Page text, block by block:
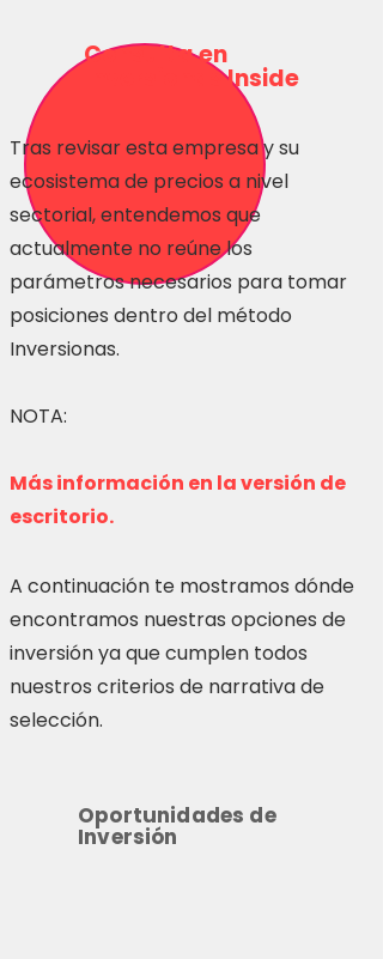
Consulta en
Inversionas Inside
Tras revisar esta empresa y su
ecosistema de precios a nivel
sectorial, entendemos que
actualmente no reúne los
parámetros necesarios para tomar
posiciones dentro del método
Inversionas.
NOTA:
Más información en la versión de
escritorio.
A continuación te mostramos dónde
encontramos nuestras opciones de
inversión ya que cumplen todos
nuestros criterios de narrativa de
selección.
Oportunidades de
Inversión